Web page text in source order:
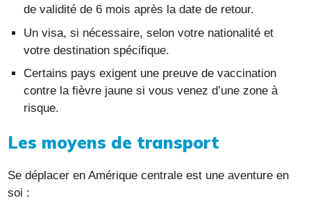
de validité de 6 mois après la date de retour.
Un visa, si nécessaire, selon votre nationalité et
votre destination spécifique.
Certains pays exigent une preuve de vaccination
contre la fièvre jaune si vous venez d’une zone à
risque.
Les moyens de transport
Se déplacer en Amérique centrale est une aventure en
soi :